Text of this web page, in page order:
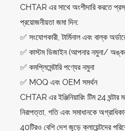
CHTAR এর সাথে অংশীদারি করতে
প্রয়োজনীয়তা জমা দিন:
✅ সংযোগকারী, টার্মিনাল এবং বাল্ক
✅ কাস্টম ডিজাইন (আপনার নমুনা/
✅ কমপ্লিমেন্টারি পণ্যের নমুনা
✅ MOQ এবং OEM সমর্থন
CHTAR এর ইঞ্জিনিয়ারিং টিম 24
নিরাপত্তা, গতি এবং সমাধানকে
40টিরও বেশি দেশ জুড়ে ক্লায়েন্টদের